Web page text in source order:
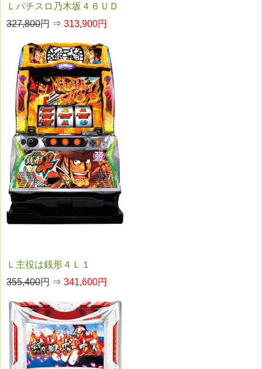
Ｌパチスロ乃木坂４６ＵＤ
327,800円 ⇒ 313,900円
Ｌ主役は銭形４Ｌ１
355,400円 ⇒ 341,600円